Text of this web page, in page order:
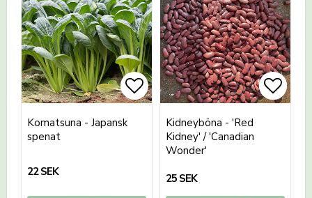
Lägg till i favoritlistan
Komatsuna - Japansk
spenat
22 SEK
Kidneyböna - 'Red
Kidney' / 'Canadian
Wonder'
25 SEK